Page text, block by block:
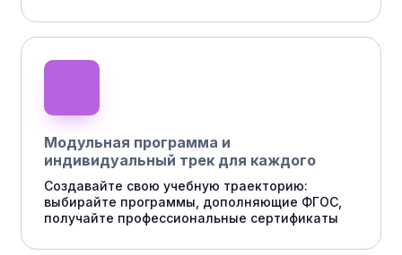
Модульная программа и
индивидуальный трек для каждого
Создавайте свою учебную траекторию:
выбирайте программы, дополняющие ФГОС,
получайте профессиональные сертификаты